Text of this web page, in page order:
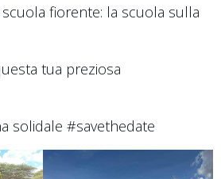
fiorente: la scuola sulla
tua preziosa
solidale #savethedate